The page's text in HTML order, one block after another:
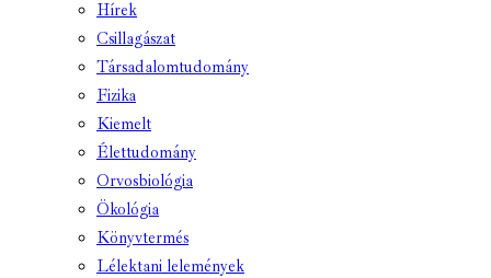
Hírek
Csillagászat
Társadalomtudomány
Fizika
Kiemelt
Élettudomány
Orvosbiológia
Ökológia
Könyvtermés
Lélektani lelemények